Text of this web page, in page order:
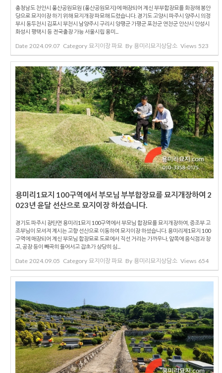
충청남도 천안시 풍산공원묘원 (풍산공원묘지)에 매장되어 계신 부부합장묘를 화장해 봉안
당으로 묘지이장 하기 위해 묘지개장 파묘해 드렸습니다. 경기도 고양시 파주시 양주시 의정
부시 동두천시 김포시 부천시 남양주시 구리시 양평군 가평군 포천군 연천군 안산시 안성시
화성시 평택시 등 전국출장 가능 서울시립 용미...
Date 2024.09.07 Category 묘지이장 파묘 By 용미리묘지상담소 Views 523
용미리1묘지 100구역에서 부모님 부부합장묘를 묘지개장하여 2
023년 윤달 선산으로 묘지이장 하셨습니다.
경기도 파주시 광탄면 용미리1묘지 100구역에서 부모님 합장묘를 묘지개장하여, 증조부 고
조부님이 모셔져 계시는 고향 선산으로 이동하여 묘지이장 하셨습니다. 용미리제1묘지 100
구역에 매장되어 계신 부모님 합장묘로 도로에서 직선 거리는 가까우나, 앞쪽에 음식점과 창
고, 공장 등이 빼곡히 들어서고 잡초가 상당히 심...
Date 2024.09.05 Category 묘지이장 파묘 By 용미리묘지상담소 Views 654